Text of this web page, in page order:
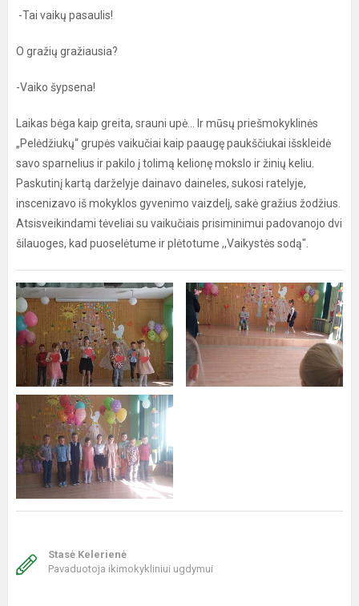
-Tai vaikų pasaulis!
O gražių gražiausia?
-Vaiko šypsena!
Laikas bėga kaip greita, srauni upė... Ir mūsų priešmokyklinės
„Pelėdžiukų“ grupės vaikučiai kaip paaugę paukščiukai išskleidė
savo sparnelius ir pakilo į tolimą kelionę mokslo ir žinių keliu.
Paskutinį kartą darželyje dainavo daineles, sukosi ratelyje,
inscenizavo iš mokyklos gyvenimo vaizdelį, sakė gražius žodžius.
Atsisveikindami tėveliai su vaikučiais prisiminimui padovanojo dvi
šilauoges, kad puoselėtume ir plėtotume ,,Vaikystės sodą".
Stasė Kelerienė
Pavaduotoja ikimokykliniui ugdymui